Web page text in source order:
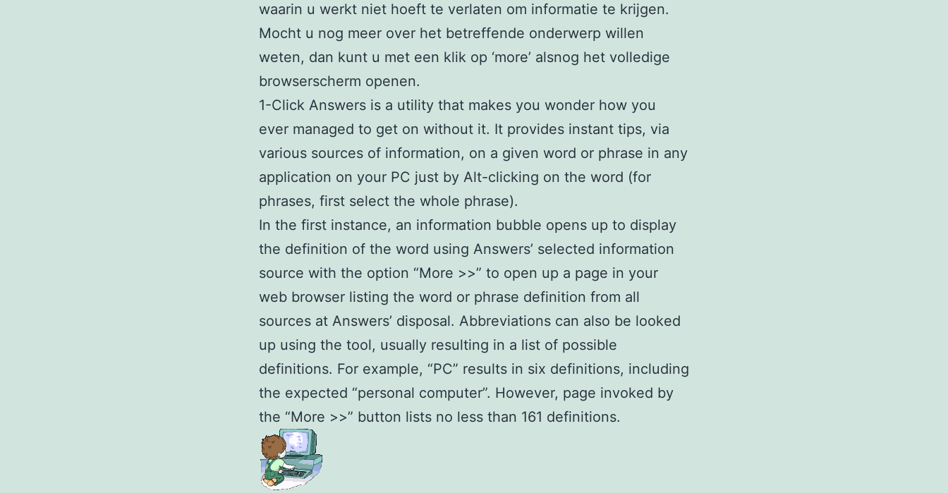
waarin u werkt niet hoeft te verlaten om informatie te krijgen.
Mocht u nog meer over het betreffende onderwerp willen
weten, dan kunt u met een klik op ‘more’ alsnog het volledige
browserscherm openen.
1-Click Answers is a utility that makes you wonder how you
ever managed to get on without it. It provides instant tips, via
various sources of information, on a given word or phrase in any
application on your PC just by Alt-clicking on the word (for
phrases, first select the whole phrase).
In the first instance, an information bubble opens up to display
the definition of the word using Answers’ selected information
source with the option “More >>” to open up a page in your
web browser listing the word or phrase definition from all
sources at Answers’ disposal. Abbreviations can also be looked
up using the tool, usually resulting in a list of possible
definitions. For example, “PC” results in six definitions, including
the expected “personal computer”. However, page invoked by
the “More >>” button lists no less than 161 definitions.